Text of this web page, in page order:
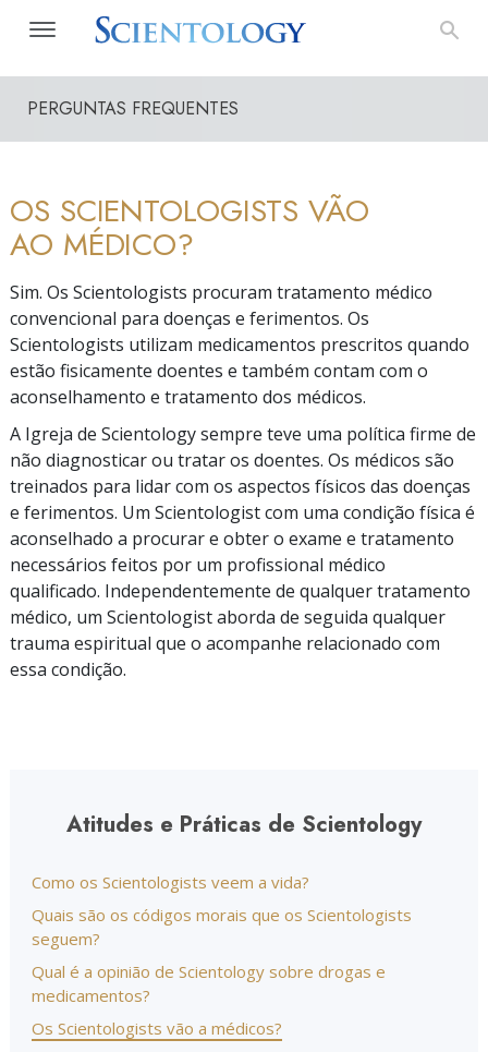
PERGUNTAS FREQUENTES
OS SCIENTOLOGISTS VÃO
AO MÉDICO?
Sim. Os Scientologists procuram tratamento médico
convencional para doenças e ferimentos. Os
Scientologists utilizam medicamentos prescritos quando
estão fisicamente doentes e também contam com o
aconselhamento e tratamento dos médicos.
A Igreja de Scientology sempre teve uma política firme de
não diagnosticar ou tratar os doentes. Os médicos são
treinados para lidar com os aspectos físicos das doenças
e ferimentos. Um Scientologist com uma condição física é
aconselhado a procurar e obter o exame e tratamento
necessários feitos por um profissional médico
qualificado. Independentemente de qualquer tratamento
médico, um Scientologist aborda de seguida qualquer
trauma espiritual que o acompanhe relacionado com
essa condição.
Atitudes e Práticas de Scientology
Como os Scientologists veem a vida?
Quais são os códigos morais que os Scientologists
seguem?
Qual é a opinião de Scientology sobre drogas e
medicamentos?
Os Scientologists vão a médicos?